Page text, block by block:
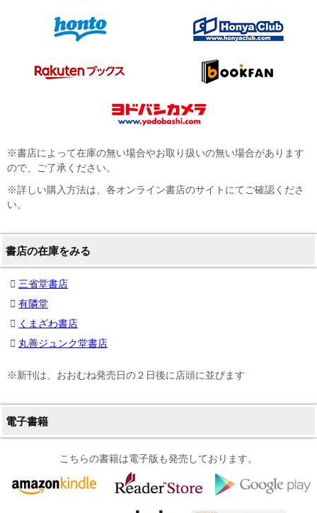
※書店によって在庫の無い場合やお取り扱いの無い場合があります
ので、ご了承ください。
※詳しい購入方法は、各オンライン書店のサイトにてご確認くださ
い。
書店の在庫をみる
三省堂書店
有隣堂
くまざわ書店
丸善ジュンク堂書店
※新刊は、おおむね発売日の２日後に店頭に並びます
電子書籍
こちらの書籍は電子版も発売しております。